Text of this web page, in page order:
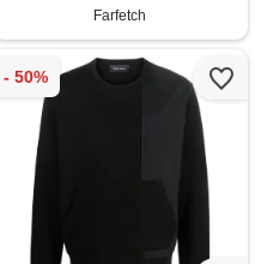
Farfetch